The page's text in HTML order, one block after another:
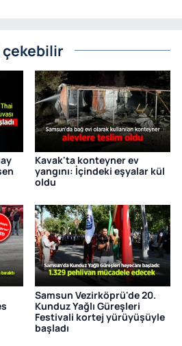
çekebilir
Kavak'ta konteyner ev
yangını: İçindeki eşyalar kül
oldu
Samsun Vezirköprü'de 20.
Kunduz Yağlı Güreşleri
Festivali kortej yürüyüşüyle
başladı